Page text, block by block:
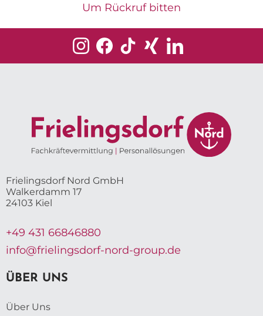
Um Rückruf bitten
Frielingsdorf Nord GmbH
Walkerdamm 17
24103 Kiel
+49 431 66846880
info@frielingsdorf-nord-group.de
ÜBER UNS
Über Uns